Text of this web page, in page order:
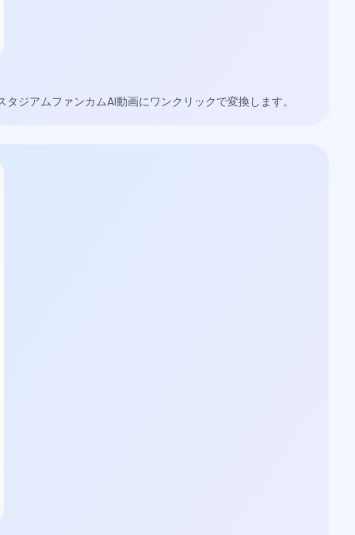
ジアムファンカムAI動画にワンクリックで変換します。